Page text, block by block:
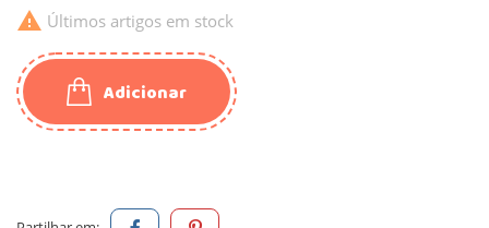
 Últimos artigos em stock
Adicionar